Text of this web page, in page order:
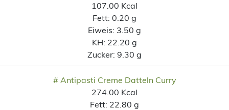
107.00 Kcal
Fett: 0.20 g
Eiweis: 3.50 g
KH: 22.20 g
Zucker: 9.30 g
# Antipasti Creme Datteln Curry
274.00 Kcal
Fett: 22.80 g